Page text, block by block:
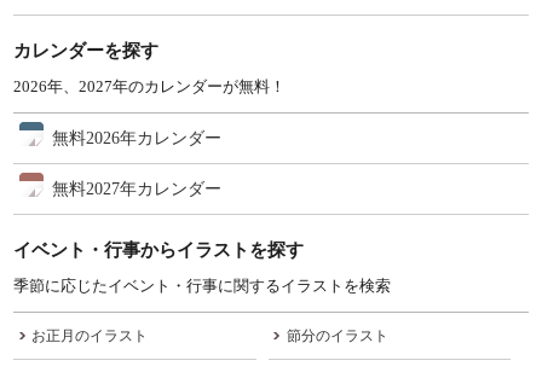
カレンダーを探す
2026年、2027年のカレンダーが無料！
無料2026年カレンダー
無料2027年カレンダー
イベント・行事からイラストを探す
季節に応じたイベント・行事に関するイラストを検索
お正月のイラスト 節分のイラスト